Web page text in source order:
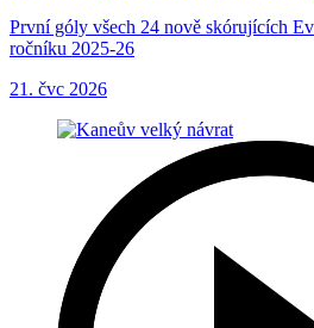
První góly všech 24 nově skórujících
ročníku 2025-26
21. čvc 2026